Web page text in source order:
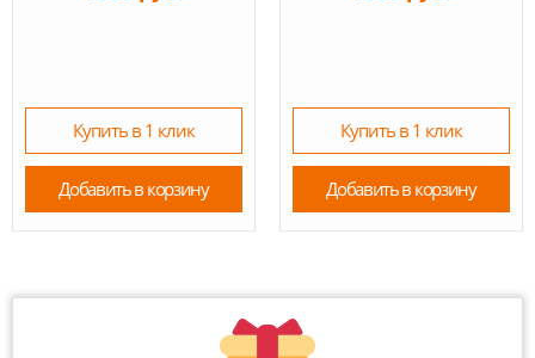
Купить в 1 клик
Добавить в корзину
Купить в 1 клик
Добавить в корзину